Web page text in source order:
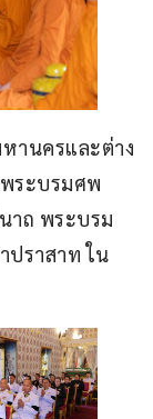
านครและต่าง
ระบรมศพ
าถ พระบรม
ราสาท ใน